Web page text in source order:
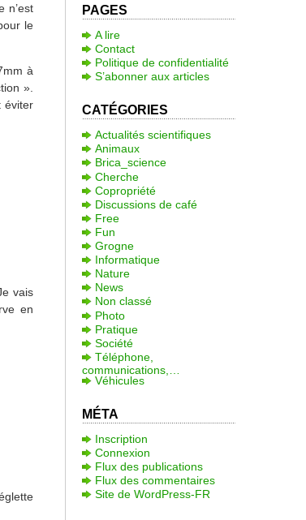
n’est
le
à
».
éviter
vais
en
PAGES
A lire
Contact
Politique de confidentialité
S’abonner aux articles
CATÉGORIES
Actualités scientifiques
Animaux
Brica_science
Cherche
Copropriété
Discussions de café
Free
Fun
Grogne
Informatique
Nature
News
Non classé
Photo
Pratique
Société
Téléphone,
communications,…
Véhicules
MÉTA
Inscription
Connexion
Flux des publications
Flux des commentaires
Site de WordPress-FR